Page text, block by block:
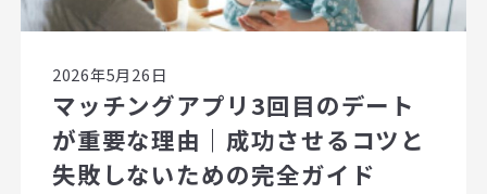
2026年5月26日
マッチングアプリ3回目のデート
が重要な理由｜成功させるコツと
失敗しないための完全ガイド